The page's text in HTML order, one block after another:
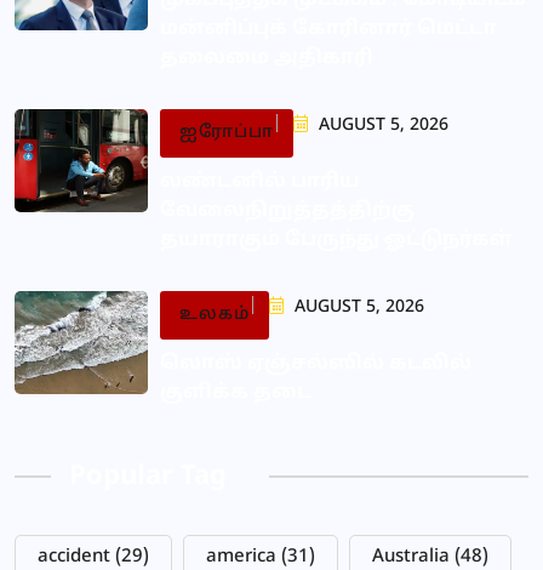
ஐரோப்பா AUGUST 5, 2026
உலகம் AUGUST 5, 2026
accident (29) america (31) Australia (48)